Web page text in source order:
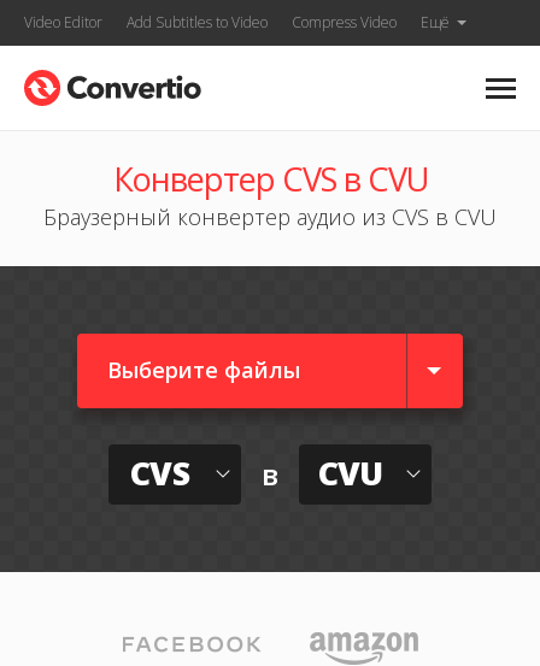
Video Editor Add Subtitles to Video Compress Video Ещё
Конвертер CVS в CVU
Браузерный конвертер аудио из CVS в CVU
Выберите файлы
CVS в CVU